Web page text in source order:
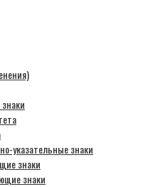
указательные знаки
знаки
знаки